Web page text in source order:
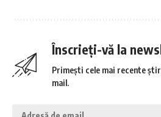
Înscrieți-vă la
Primești cele mai recente
mail.